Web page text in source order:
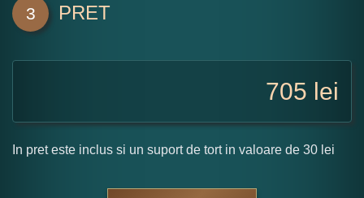
3 PRET
705 lei
In pret este inclus si un suport de tort in valoare de 30 lei